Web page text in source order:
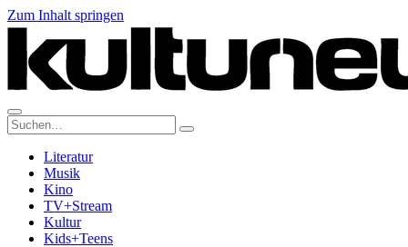
Zum Inhalt springen
Suche:
Literatur
Musik
Kino
TV+Stream
Kultur
Kids+Teens